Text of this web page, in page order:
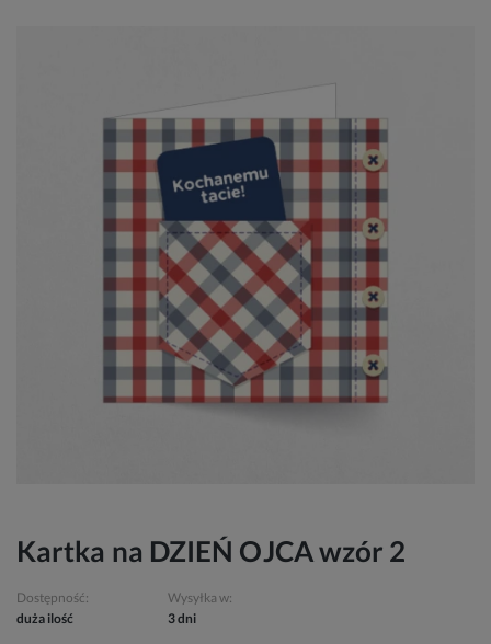
Kartka na DZIEŃ OJCA wzór 2
Dostępność:
duża ilość
Wysyłka w:
3 dni